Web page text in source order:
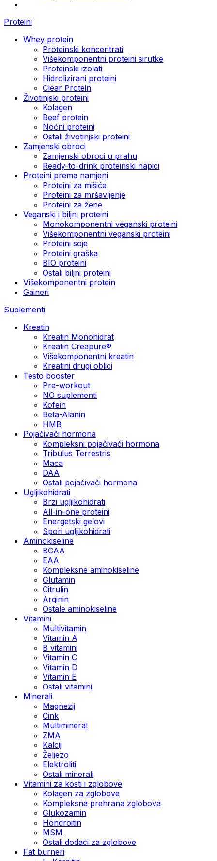
Proteini
Whey protein
Proteinski koncentrati
Višekomponentni proteini sirutke
Proteinski izolati
Hidrolizirani proteini
Clear Protein
Životinjski proteini
Kolagen
Beef protein
Noćni proteini
Ostali životinjski proteini
Zamjenski obroci
Zamjenski obroci u prahu
Ready-to-drink proteinski napici
Proteini prema namjeni
Proteini za mišiće
Proteini za mršavljenje
Proteini za žene
Veganski i biljni proteini
Monokomponentni veganski proteini
Višekomponentni veganski proteini
Proteini soje
Proteini graška
BIO proteini
Ostali biljni proteini
Višekomponentni protein
Gaineri
Suplementi
Kreatin
Kreatin Monohidrat
Kreatin Creapure®
Višekomponentni kreatin
Kreatini drugi oblici
Testo booster
Pre-workout
NO suplementi
Kofein
Beta-Alanin
HMB
Pojačivači hormona
Kompleksni pojačivači hormona
Tribulus Terrestris
Maca
DAA
Ostali pojačivači hormona
Ugljikohidrati
Brzi ugljikohidrati
All-in-one proteini
Energetski gelovi
Spori ugljikohidrati
Aminokiseline
BCAA
EAA
Kompleksne aminokiseline
Glutamin
Citrulin
Arginin
Ostale aminokiseline
Vitamini
Multivitamin
Vitamin A
B vitamini
Vitamin C
Vitamin D
Vitamin E
Ostali vitamini
Minerali
Magnezij
Cink
Multimineral
ZMA
Kalcij
Željezo
Elektroliti
Ostali minerali
Vitamini za kosti i zglobove
Kolagen za zglobove
Kompleksna prehrana zglobova
Glukozamin
Hondroitin
MSM
Ostali dodaci za zglobove
Fat burneri